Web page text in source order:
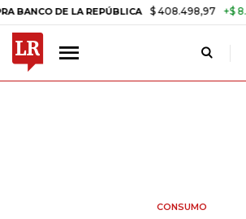
DE LA REPÚBLICA $ 408.498,97 +$ 8.753,81
CONSUMO